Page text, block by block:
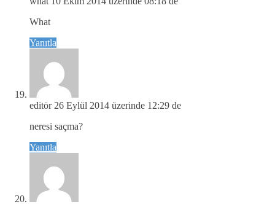
What
Yanıtla
editör 26 Eylül 2014 üzerinde 12:29 de
neresi saçma?
Yanıtla